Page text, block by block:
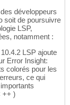
développeurs
soit de poursuivre
LSP,
notamment :
LSP ajoute
Error Insight:
colorés pour les
ce qui
++ )